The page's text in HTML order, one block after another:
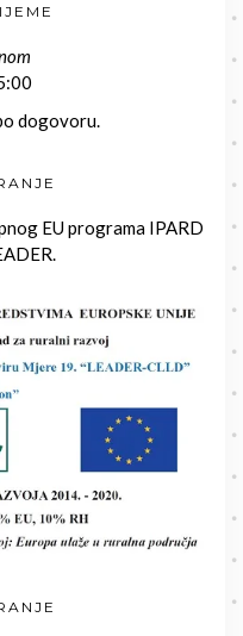
dogovoru.
EU programa IPARD